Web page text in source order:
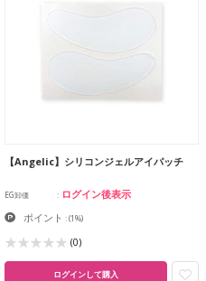
【Angelic】シリコンジェルアイパッチ
EG卸価 ログイン後表示
ポイント :(1%)
(0)
ログインして購入